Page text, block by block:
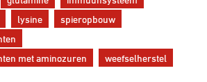
lysine
spieropbouw
met aminozuren
weefselherstel